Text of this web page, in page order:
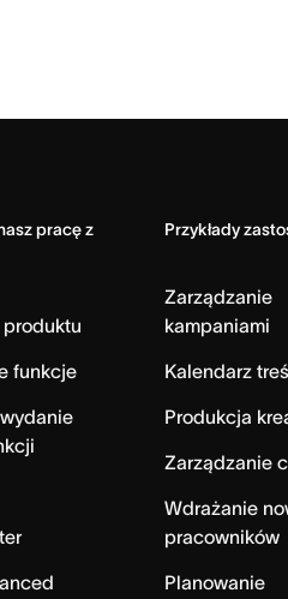
pracę z
funkcje
Przykłady
Zarządzanie
kampaniami
Kalendarz
Produkcja
Zarządzanie
Wdrażanie
pracowników
Planowanie